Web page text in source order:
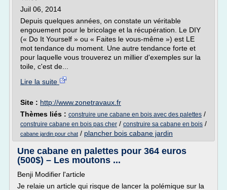
Juil 06, 2014
Depuis quelques années, on constate un véritable
engouement pour le bricolage et la récupération. Le DIY
(« Do It Yourself » ou « Faites le vous-même ») est LE
mot tendance du moment. Une autre tendance forte et
pour laquelle vous trouverez un millier d'exemples sur la
toile, c'est de...
Lire la suite
Site : http://www.zonetravaux.fr
Thèmes liés : construire une cabane en bois avec des palettes /
construire cabane en bois pas cher / construire sa cabane en bois /
cabane jardin pour chat / plancher bois cabane jardin
Une cabane en palettes pour 364 euros
(500$) – Les moutons ...
Benji Modifier l'article
Je relaie un article qui risque de lancer la polémique sur la